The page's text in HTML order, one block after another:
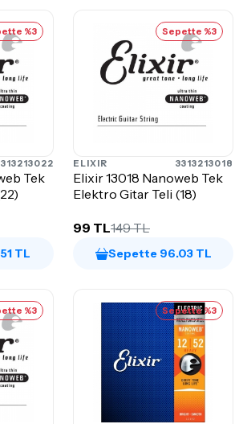
%3
Tek
TL
Sepette %3
ELIXIR 3313213018
Elixir 13018 Nanoweb Tek
Elektro Gitar Teli (18)
99 TL149 TL
Sepette 96.03 TL
%3 Sepette %3